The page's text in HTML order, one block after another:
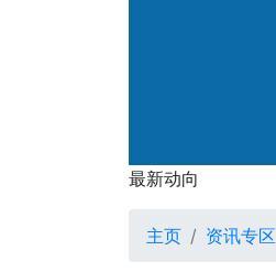
最新动向
最新动向
主页 资讯专区